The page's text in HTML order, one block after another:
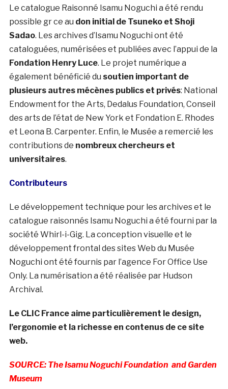
Le catalogue Raisonné Isamu Noguchi a été rendu
possible gr ce au don initial de Tsuneko et Shoji
Sadao. Les archives d’Isamu Noguchi ont été
cataloguées, numérisées et publiées avec l’appui de la
Fondation Henry Luce. Le projet numérique a
également bénéficié du soutien important de
plusieurs autres mécènes publics et privés: National
Endowment for the Arts, Dedalus Foundation, Conseil
des arts de l’état de New York et Fondation E. Rhodes
et Leona B. Carpenter. Enfin, le Musée a remercié les
contributions de nombreux chercheurs et
universitaires.
Contributeurs
Le développement technique pour les archives et le
catalogue raisonnés Isamu Noguchi a été fourni par la
société Whirl-i-Gig. La conception visuelle et le
développement frontal des sites Web du Musée
Noguchi ont été fournis par l’agence For Office Use
Only. La numérisation a été réalisée par Hudson
Archival.
Le CLIC France aime particulièrement le design,
l’ergonomie et la richesse en contenus de ce site
web.
SOURCE: The Isamu Noguchi Foundation and Garden
Museum